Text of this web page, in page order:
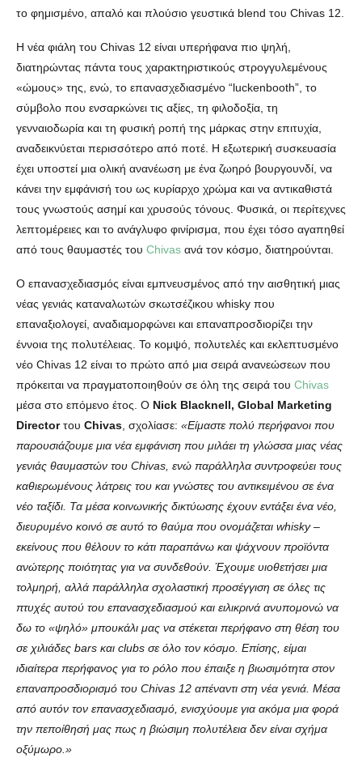
το φημισμένο, απαλό και πλούσιο γευστικά blend του Chivas 12.
Η νέα φιάλη του Chivas 12 είναι υπερήφανα πιο ψηλή,
διατηρώντας πάντα τους χαρακτηριστικούς στρογγυλεμένους
«ώμους» της, ενώ, το επανασχεδιασμένο “luckenbooth”, το
σύμβολο που ενσαρκώνει τις αξίες, τη φιλοδοξία, τη
γενναιοδωρία και τη φυσική ροπή της μάρκας στην επιτυχία,
αναδεικνύεται περισσότερο από ποτέ. Η εξωτερική συσκευασία
έχει υποστεί μια ολική ανανέωση με ένα ζωηρό βουργουνδί, να
κάνει την εμφάνισή του ως κυρίαρχο χρώμα και να αντικαθιστά
τους γνωστούς ασημί και χρυσούς τόνους. Φυσικά, οι περίτεχνες
λεπτομέρειες και το ανάγλυφο φινίρισμα, που έχει τόσο αγαπηθεί
από τους θαυμαστές του Chivas ανά τον κόσμο, διατηρούνται.
Ο επανασχεδιασμός είναι εμπνευσμένος από την αισθητική μιας
νέας γενιάς καταναλωτών σκωτσέζικου whisky που
επαναξιολογεί, αναδιαμορφώνει και επαναπροσδιορίζει την
έννοια της πολυτέλειας. Το κομψό, πολυτελές και εκλεπτυσμένο
νέο Chivas 12 είναι το πρώτο από μια σειρά ανανεώσεων που
πρόκειται να πραγματοποιηθούν σε όλη της σειρά του Chivas
μέσα στο επόμενο έτος. Ο Nick Blacknell, Global Marketing
Directorτου Chivas , σχολίασε: «Είμαστε πολύ περήφανοι που
παρουσιάζουμε μια νέα εμφάνιση που μιλάει τη γλώσσα μιας νέας
γενιάς θαυμαστών του Chivas, ενώ παράλληλα συντροφεύει τους
καθιερωμένους λάτρεις του και γνώστες του αντικειμένου σε ένα
νέο ταξίδι. Τα μέσα κοινωνικής δικτύωσης έχουν εντάξει ένα νέο,
διευρυμένο κοινό σε αυτό το θαύμα που ονομάζεται whisky –
εκείνους που θέλουν το κάτι παραπάνω και ψάχνουν προϊόντα
ανώτερης ποιότητας για να συνδεθούν. Έχουμε υιοθετήσει μια
τολμηρή, αλλά παράλληλα σχολαστική προσέγγιση σε όλες τις
πτυχές αυτού του επανασχεδιασμού και ειλικρινά ανυπομονώ να
δω το «ψηλό» μπουκάλι μας να στέκεται περήφανο στη θέση του
σε χιλιάδες bars και clubs σε όλο τον κόσμο. Επίσης, είμαι
ιδιαίτερα περήφανος για το ρόλο που έπαιξε η βιωσιμότητα στoν
επαναπροσδιορισμό του Chivas 12 απέναντι στη νέα γενιά. Μέσα
από αυτόν τον επανασχεδιασμό, ενισχύουμε για ακόμα μια φορά
την πεποίθησή μας πως η βιώσιμη πολυτέλεια δεν είναι σχήμα
οξύμωρο.»